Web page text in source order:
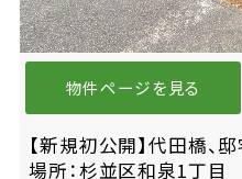
物件ページを見る
【新規初公開】代田橋、
場所：杉並区和泉1丁目